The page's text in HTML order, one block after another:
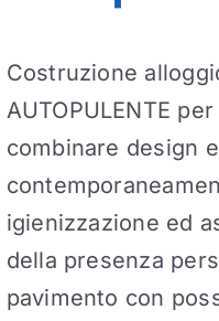
Costruzione
AUTOPULENTE
combinare design
igienizzazione ed
della presenza
pavimento con